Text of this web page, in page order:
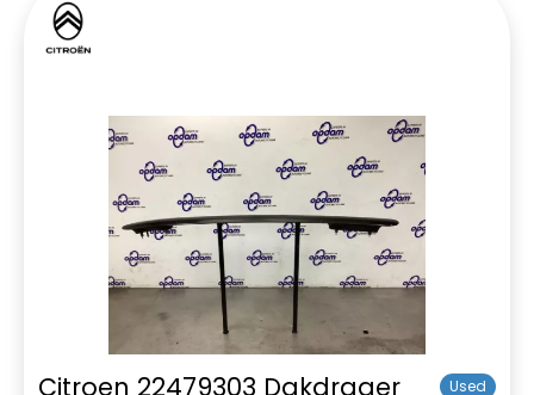
Citroen 22479303 Dakdrager
Used